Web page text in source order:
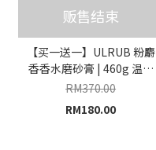
贩售结束
【买一送一】ULRUB 粉麝
香香水磨砂膏 | 460g 温柔
细致 优雅留香
RM370.00
RM180.00